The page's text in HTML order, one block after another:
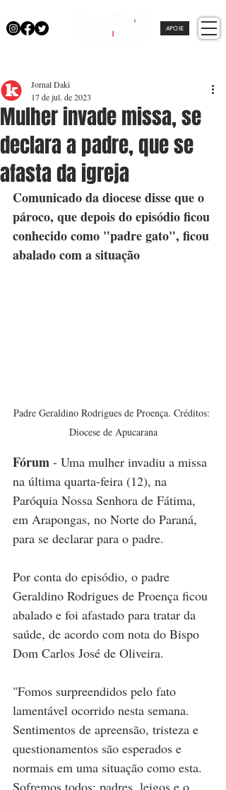
APOIE
Mulher invade missa, se
declara a padre, que se
afasta da igreja
Jornal Daki
17 de jul. de 2023
Comunicado da diocese disse que o
pároco, que depois do episódio ficou
conhecido como "padre gato", ficou
abalado com a situação
Padre Geraldino Rodrigues de Proença. Créditos:
Diocese de Apucarana
Fórum - Uma mulher invadiu a missa
na última quarta-feira (12), na
Paróquia Nossa Senhora de Fátima,
em Arapongas, no Norte do Paraná,
para se declarar para o padre.
Por conta do episódio, o padre
Geraldino Rodrigues de Proença ficou
abalado e foi afastado para tratar da
saúde, de acordo com nota do Bispo
Dom Carlos José de Oliveira.
"Fomos surpreendidos pelo fato
lamentável ocorrido nesta semana.
Sentimentos de apreensão, tristeza e
questionamentos são esperados e
normais em uma situação como esta.
Sofremos todos: padres, leigos e o